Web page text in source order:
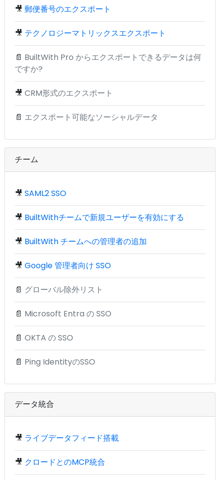
🎥 郵便番号のエクスポート
🎥 テクノロジーマトリックスエクスポート
📄 BuiltWith Pro からエクスポートできるデータは何
ですか?
🎥 CRM形式のエクスポート
📄 エクスポート可能なソーシャルデータ
チーム
🎥 SAML2 SSO
🎥 BuiltWithチームで新規ユーザーを有効にする
🎥 BuiltWith チームへの管理者の追加
🎥 Google 管理者向け SSO
📄 グローバル除外リスト
📄 Microsoft Entra の SSO
📄 OKTA の SSO
📄 Ping IdentityのSSO
データ統合
🎥 ライブデータフィード搭載
🎥 クロードとのMCP統合